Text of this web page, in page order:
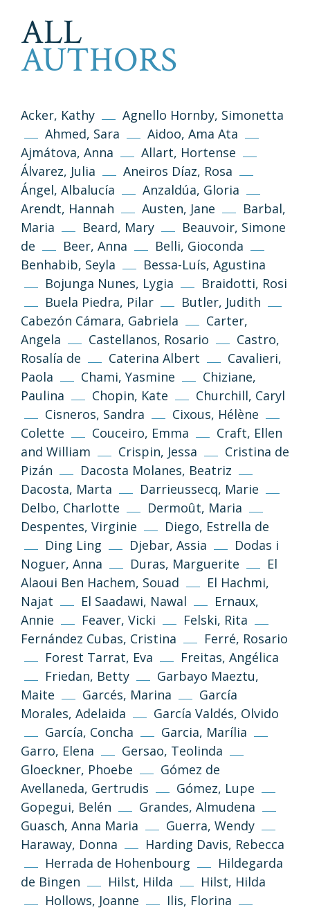
ALL
AUTHORS
Acker, Kathy
Agnello Hornby, Simonetta
Ahmed, Sara
Aidoo, Ama Ata
Ajmátova, Anna
Allart, Hortense
Álvarez, Julia
Aneiros Díaz, Rosa
Ángel, Albalucía
Anzaldúa, Gloria
Arendt, Hannah
Austen, Jane
Barbal,
Maria
Beard, Mary
Beauvoir, Simone
de
Beer, Anna
Belli, Gioconda
Benhabib, Seyla
Bessa-Luís, Agustina
Bojunga Nunes, Lygia
Braidotti, Rosi
Buela Piedra, Pilar
Butler, Judith
Cabezón Cámara, Gabriela
Carter,
Angela
Castellanos, Rosario
Castro,
Rosalía de
Caterina Albert
Cavalieri,
Paola
Chami, Yasmine
Chiziane,
Paulina
Chopin, Kate
Churchill, Caryl
Cisneros, Sandra
Cixous, Hélène
Colette
Couceiro, Emma
Craft, Ellen
and William
Crispin, Jessa
Cristina de
Pizán
Dacosta Molanes, Beatriz
Dacosta, Marta
Darrieussecq, Marie
Delbo, Charlotte
Dermoût, Maria
Despentes, Virginie
Diego, Estrella de
Ding Ling
Djebar, Assia
Dodas i
Noguer, Anna
Duras, Marguerite
El
Alaoui Ben Hachem, Souad
El Hachmi,
Najat
El Saadawi, Nawal
Ernaux,
Annie
Feaver, Vicki
Felski, Rita
Fernández Cubas, Cristina
Ferré, Rosario
Forest Tarrat, Eva
Freitas, Angélica
Friedan, Betty
Garbayo Maeztu,
Maite
Garcés, Marina
García
Morales, Adelaida
García Valdés, Olvido
García, Concha
Garcia, Marília
Garro, Elena
Gersao, Teolinda
Gloeckner, Phoebe
Gómez de
Avellaneda, Gertrudis
Gómez, Lupe
Gopegui, Belén
Grandes, Almudena
Guasch, Anna Maria
Guerra, Wendy
Haraway, Donna
Harding Davis, Rebecca
Herrada de Hohenbourg
Hildegarda
de Bingen
Hilst, Hilda
Hilst, Hilda
Hollows, Joanne
Ilis, Florina